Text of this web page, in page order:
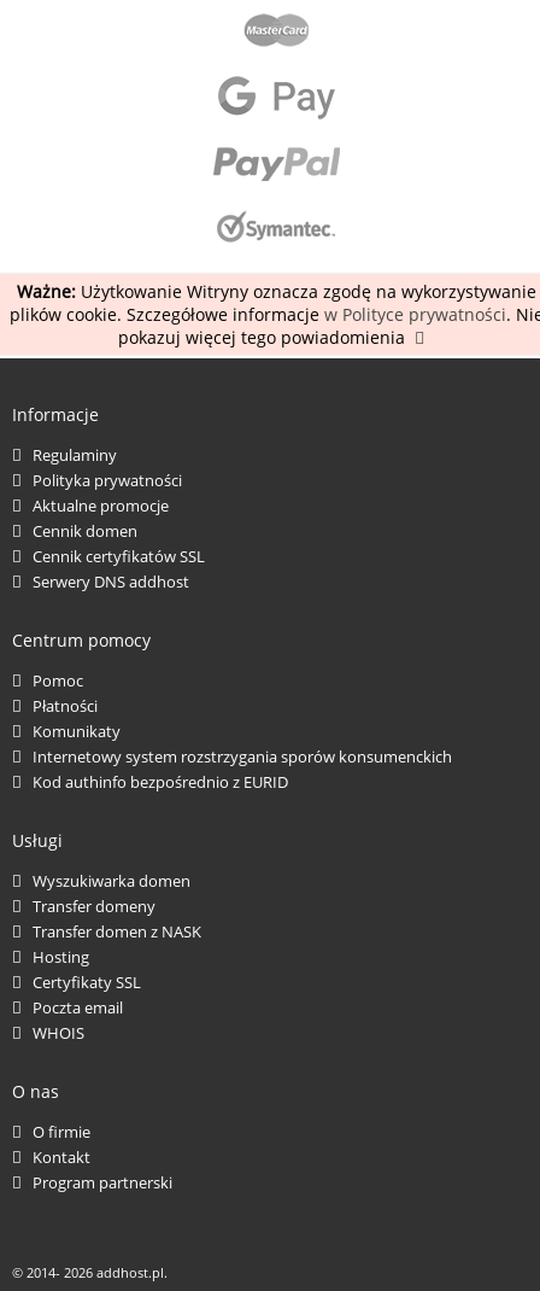
Ważne:Użytkowanie Witryny oznacza zgodę na wykorzystywanie
plików cookie. Szczegółowe informacje w Polityce prywatności.
pokazuj więcej tego powiadomienia
Informacje
Regulaminy
Polityka prywatności
Aktualne promocje
Cennik domen
Cennik certyfikatów SSL
Serwery DNS addhost
Centrum pomocy
Pomoc
Płatności
Komunikaty
Internetowy system rozstrzygania sporów konsumenckich
Kod authinfo bezpośrednio z EURID
Usługi
Wyszukiwarka domen
Transfer domeny
Transfer domen z NASK
Hosting
Certyfikaty SSL
Poczta email
WHOIS
O nas
O firmie
Kontakt
Program partnerski
© 2014- 2026 addhost.pl.